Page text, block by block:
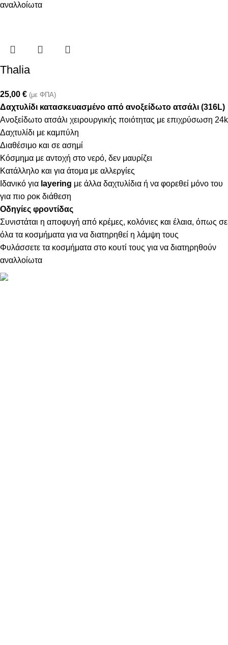
αναλλοίωτα
Thalia
25,00 € (με ΦΠΑ)
Δαχτυλίδι κατασκευασμένο από ανοξείδωτο ατσάλι (316L)
Ανοξείδωτο ατσάλι χειρουργικής ποιότητας με επιχρύσωση 24k
Δαχτυλίδι με καμπύλη
Διαθέσιμο και σε ασημί
Κόσμημα με αντοχή στο νερό, δεν μαυρίζει
Κατάλληλο και για άτομα με αλλεργίες
Ιδανικό για layering με άλλα δαχτυλίδια ή να φορεθεί μόνο του
για πιο ροκ διάθεση
Οδηγίες φροντίδας
Συνιστάται η αποφυγή από κρέμες, κολόνιες και έλαια, όπως σε
όλα τα κοσμήματα για να διατηρηθεί η λάμψη τους
Φυλάσσετε τα κοσμήματα στο κουτί τους για να διατηρηθούν
αναλλοίωτα